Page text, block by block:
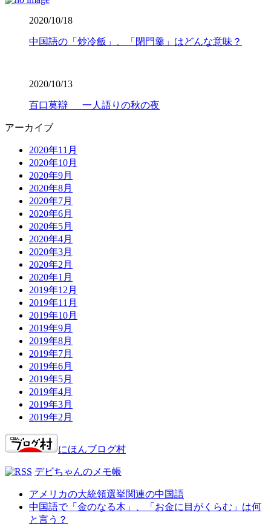
2020/10/18
中国語の「炒冷飯」、「閉門羹」はどんな意味？
2020/10/13
百口莫辯 一人語りの秋の夜
アーカイブ
2020年11月
2020年10月
2020年9月
2020年8月
2020年7月
2020年6月
2020年5月
2020年4月
2020年3月
2020年2月
2020年1月
2019年12月
2019年11月
2019年10月
2019年9月
2019年8月
2019年7月
2019年6月
2019年5月
2019年4月
2019年3月
2019年2月
にほんブログ村
デビちゃんのメモ帳
アメリカの大統領選挙関連の中国語
中国語で「金のなる木」、「お金に目がくらむ」は何
と言う？